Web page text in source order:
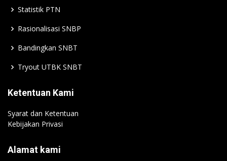
Statistik PTN
Rasionalisasi SNBP
Bandingkan SNBT
Tryout UTBK SNBT
Ketentuan Kami
Syarat dan Ketentuan
Kebijakan Privasi
Alamat kami